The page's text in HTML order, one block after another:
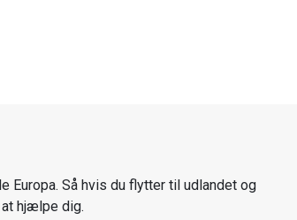
Europa. Så hvis du flytter til udlandet og
hjælpe dig.